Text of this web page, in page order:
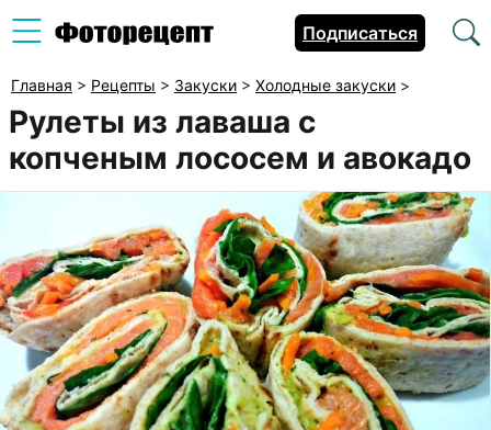
Подписаться
Главная > Рецепты > Закуски > Холодные закуски >
Рулеты из лаваша с
копченым лососем и авокадо